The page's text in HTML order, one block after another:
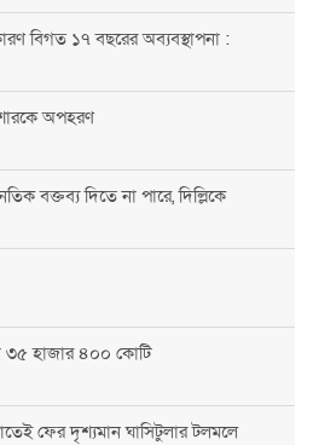
বিগত ১৭ বছরের অব্যবস্থাপনা :
অপহরণ
বক্তব্য দিতে না পারে, দিল্লিকে
৩৫ হাজার ৪০০ কোটি
ফের দৃশ্যমান ঘাসিটুলার টলমলে